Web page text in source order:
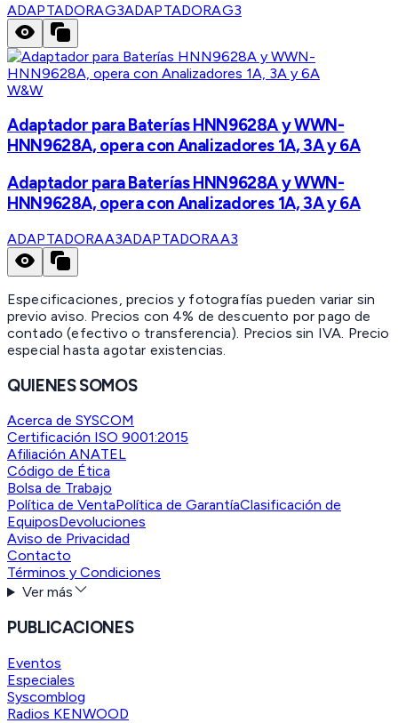
ADAPTADORAG3ADAPTADORAG3
W&W
Adaptador para Baterías HNN9628A y WWN-
HNN9628A, opera con Analizadores 1A, 3A y 6A
Adaptador para Baterías HNN9628A y WWN-
HNN9628A, opera con Analizadores 1A, 3A y 6A
ADAPTADORAA3ADAPTADORAA3
Especificaciones, precios y fotografías pueden variar sin
previo aviso. Precios con 4% de descuento por pago de
contado (efectivo o transferencia). Precios sin IVA. Precio
especial hasta agotar existencias.
QUIENES SOMOS
Acerca de SYSCOM
Certificación ISO 9001:2015
Afiliación ANATEL
Código de Ética
Bolsa de Trabajo
Política de VentaPolítica de GarantíaClasificación de
EquiposDevoluciones
Aviso de Privacidad
Contacto
Términos y Condiciones
Ver más
PUBLICACIONES
Eventos
Especiales
Syscomblog
Radios KENWOOD